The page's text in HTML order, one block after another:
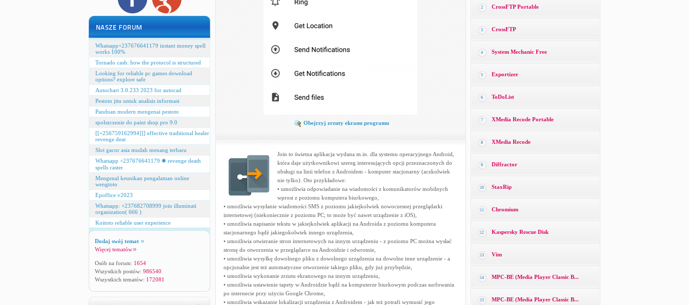
Whatsapp+237676641179 instant money spell
works 100%
Tornado cash: how the protocol is structured
Looking for reliable pc games download
options? explore safe
Autochart 3.0.233 2023 for autocad
Pestoto jitu untuk analisis informasi
Panduan modern mengenai pestoto
spolszczenie do paint shop pro 9.0
[[+256759162994]]] effective traditional healer
revenge deat
Slot gacor asia mudah menang terbaru
Whatsapp +237676641179 ✺ revenge death
spells caster
Mengenal keunikan pengalaman online
wengtoto
Epoffice v2023
Whatsapp: +237682708999 join illuminati
organization( 666 )
Koitoto reliable user experience
Dodaj swój temat
Więcej tematów
Osób na forum: 1654
Wszystkich postów: 986540
Wszystkich tematów: 172081
Obejrzyj zrzuty ekranu programu
Join to świetna aplikacja wydana m.in. dla systemu operacyjnego Android,
która daje użytkownikowi szereg interesujących opcji przeznaczonych do
obsługi na linii telefon z Androidem - komputer stacjonarny (aczkolwiek
nie tylko). Oto przykładowe:
• umożliwia odpowiadanie na wiadomości z komunikatorów mobilnych
wprost z poziomu komputera biurkowego,
• umożliwia wysyłanie wiadomości SMS z poziomu jakiejkolwiek nowoczesnej przeglądarki
internetowej (niekoniecznie z poziomu PC; to może być nawet urządzenie z iOS),
• umożliwia napisanie tekstu w jakiejkolwiek aplikacji na Androida z poziomu komputera
stacjonarnego bądź jakiegokolwiek innego urządzenia,
• umożliwia otwieranie stron internetowych na innym urządzeniu - z poziomu PC można wysłać
stronę do otworzenia w przeglądarce na Androidzie i odwrotnie,
• umożliwia wysyłkę dowolnego pliku z dowolnego urządzenia na dowolne inne urządzenie - a
opcjonalne jest też automatyczne otworzenie takiego pliku, gdy już przybędzie,
• umożliwia wykonanie zrzutu ekranowego na innym urządzeniu,
• umożliwia ustawienie tapety w Androidzie bądź na komputerze biurkowym podczas surfowania
po internecie przy użyciu Google Chrome,
• umożliwia wskazanie lokalizacji urządzenia z Androidem - jak też potrafi wymusić jego
2 CrossFTP Portable
3 CrossFTP
4 System Mechanic Free
5 Exportizer
6 ToDoList
7 XMedia Recode Portable
8 XMedia Recode
9 Diffractor
10 StaxRip
11 Chromium
12 Kaspersky Rescue Disk
13 Vim
14 MPC-BE (Media Player Classic B...
15 MPC-BE (Media Player Classic B...